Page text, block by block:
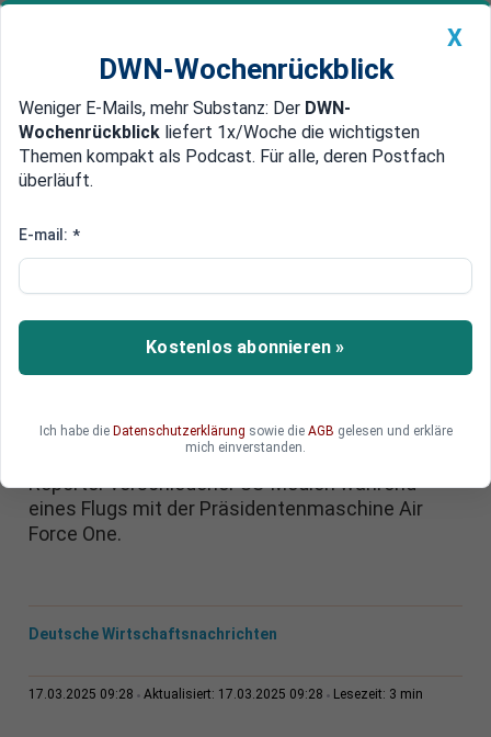
Newsticker MEIN DWN: Geldanlage Premium
Edelmetalle DWN-Magazin China
Trump plant Gespräch mit Putin
Unterstützung
US-Präsident Donald Trump beabsichtigt nach
eigenen Angaben, am Dienstag mit Kremlchef
Chancen auf eine Einigung zur Beendigung des
Ukraine-Kriegs. Dies berichteten mitreisende
Reporter verschiedener US-Medien während
eines Flugs mit der Präsidentenmaschine Air
Force One.
Deutsche Wirtschaftsnachrichten
17.03.2025 09:28 Aktualisiert: 17.03.2025 09:28 Lesezeit: 3 min
X
DWN-Wochenrückblick
Weniger E-Mails, mehr Substanz: Der DWN-
Wochenrückblick liefert 1x/Woche die wichtigsten
Themen kompakt als Podcast. Für alle, deren Postfach
überläuft.
E-mail: *
Kostenlos abonnieren »
Ich habe die Datenschutzerklärung sowie die AGB gelesen und erkläre
mich einverstanden.